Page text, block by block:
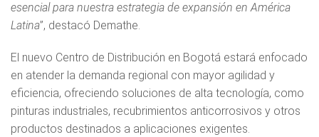
esencial para nuestra estrategia de expansión en América
Latina”, destacó Demathe.
El nuevo Centro de Distribución en Bogotá estará enfocado
en atender la demanda regional con mayor agilidad y
eficiencia, ofreciendo soluciones de alta tecnología, como
pinturas industriales, recubrimientos anticorrosivos y otros
productos destinados a aplicaciones exigentes.